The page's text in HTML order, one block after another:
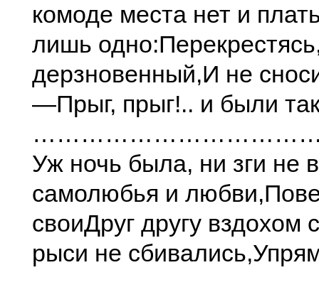
комоде места нет и
лишь одно:
дерзновенный,И не
—Прыг, прыг!.. и были
Уж ночь была, ни зги не
самолюбья и любви,
своиДруг другу вздохом
рыси не сбивались,